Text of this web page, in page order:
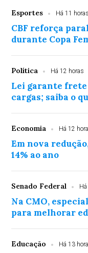
Esportes Há 11 horas
CBF reforça
durante Copa
Política Há 12 horas
Lei garante
cargas; saiba o
Economia Há 12
Em nova
14% ao ano
Senado Federal
Na CMO,
para melhorar
Educação Há 13